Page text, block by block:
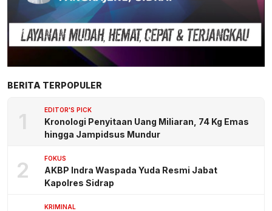
BERITA TERPOPULER
1 EDITOR'S PICK
Kronologi Penyitaan Uang Miliaran, 74 Kg Emas
hingga Jampidsus Mundur
2 FOKUS
AKBP Indra Waspada Yuda Resmi Jabat
Kapolres Sidrap
KRIMINAL